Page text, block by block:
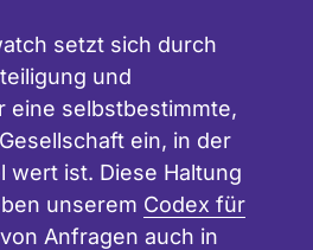
setzt sich durch
und
eine selbstbestimmte,
ein, in der
wert ist. Diese Haltung
unserem Codex für
von Anfragen auch in